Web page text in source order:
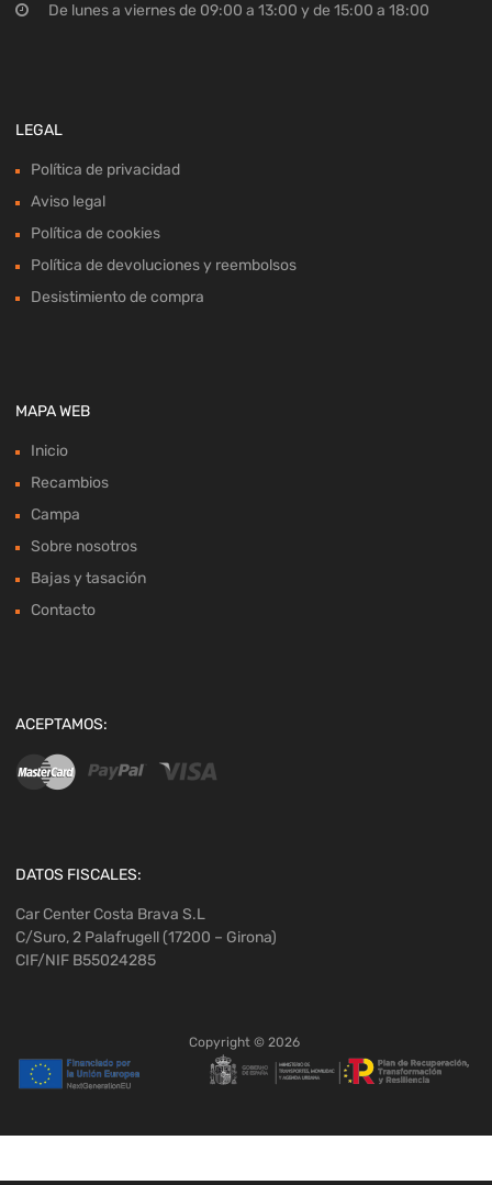
De lunes a viernes de 09:00 a 13:00 y de 15:00 a 18:00
LEGAL
Política de privacidad
Aviso legal
Política de cookies
Política de devoluciones y reembolsos
Desistimiento de compra
MAPA WEB
Inicio
Recambios
Campa
Sobre nosotros
Bajas y tasación
Contacto
ACEPTAMOS:
DATOS FISCALES:
Car Center Costa Brava S.L
C/Suro, 2 Palafrugell (17200 – Girona)
CIF/NIF B55024285
Copyright © 2026